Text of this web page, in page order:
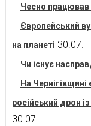
Чесно працював
Європейський
на планеті 30.07.
Чи існує
На
російський дрон
30.07.